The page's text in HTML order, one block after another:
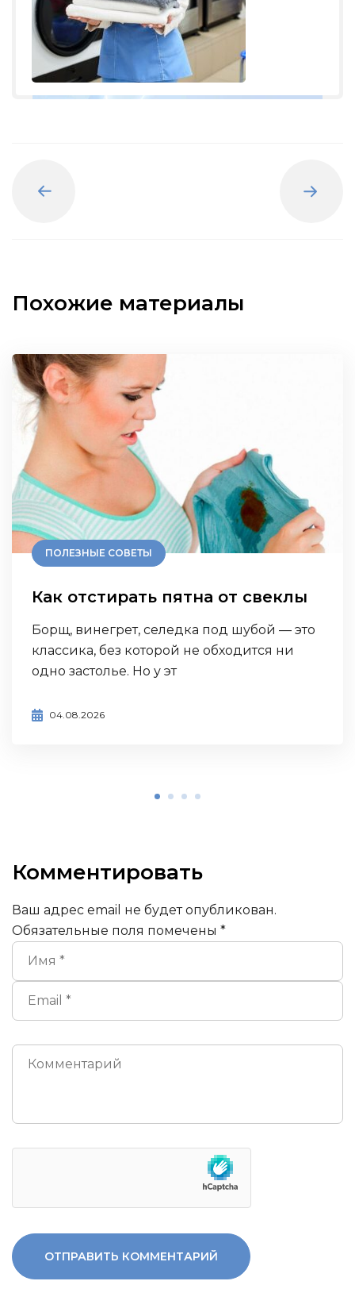
Похожие материалы
ПОЛЕЗНЫЕ СОВЕТЫ
Как отстирать пятна от свеклы
Борщ, винегрет, селедка под шубой — это
классика, без которой не обходится ни
одно застолье. Но у эт
04.08.2026
Комментировать
Ваш адрес email не будет опубликован.
Обязательные поля помечены *